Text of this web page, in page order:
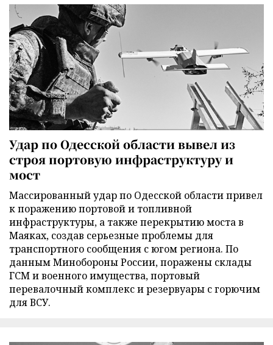
Удар по Одесской области вывел из
строя портовую инфраструктуру и
мост
Массированный удар по Одесской области привел
к поражению портовой и топливной
инфраструктуры, а также перекрытию моста в
Маяках, создав серьезные проблемы для
транспортного сообщения с югом региона. По
данным Минобороны России, поражены склады
ГСМ и военного имущества, портовый
перевалочный комплекс и резервуары с горючим
для ВСУ.